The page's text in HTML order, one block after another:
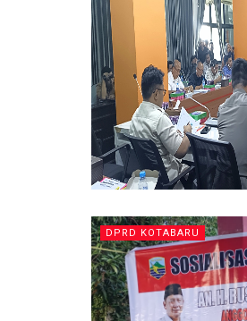
DPRD KOTABARU